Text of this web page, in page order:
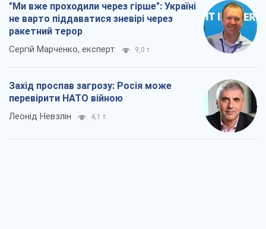
"Ми вже проходили через гірше": Україні
не варто піддаватися зневірі через
ракетний терор
Сергій Марченко, експерт 9,0 т.
Захід проспав загрозу: Росія може
перевірити НАТО війною
Леонід Невзлін 4,1 т.